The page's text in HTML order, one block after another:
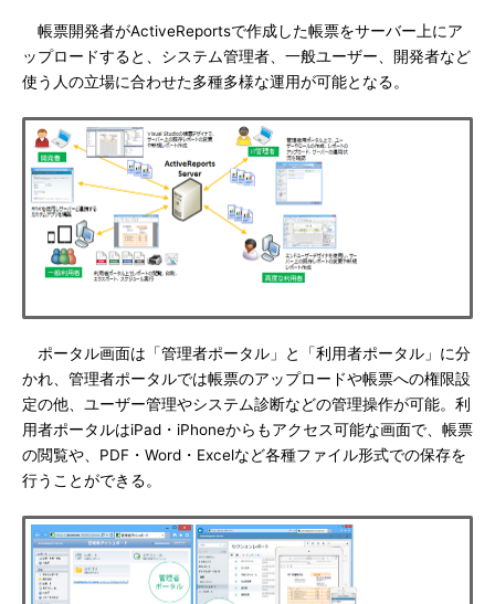
帳票開発者がActiveReportsで作成した帳票をサーバー上にア
ップロードすると、システム管理者、一般ユーザー、開発者など
使う人の立場に合わせた多種多様な運用が可能となる。
ポータル画面は「管理者ポータル」と「利用者ポータル」に分
かれ、管理者ポータルでは帳票のアップロードや帳票への権限設
定の他、ユーザー管理やシステム診断などの管理操作が可能。利
用者ポータルはiPad・iPhoneからもアクセス可能な画面で、帳票
の閲覧や、PDF・Word・Excelなど各種ファイル形式での保存を
行うことができる。